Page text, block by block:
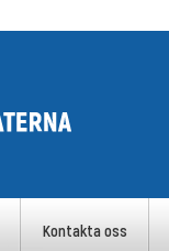
Kontakta oss